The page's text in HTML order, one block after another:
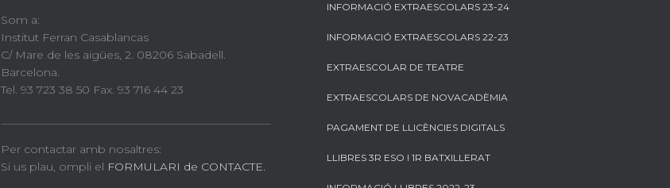
Som a:
Institut Ferran Casablancas
C/ Mare de les aigües, 2. 08206 Sabadell.
Barcelona.
Tel. 93 723 38 50 Fax. 93 716 44 23
Per contactar amb nosaltres:
Si us plau, ompli el FORMULARI de CONTACTE.
INFORMACIÓ EXTRAESCOLARS 23-24
INFORMACIÓ EXTRAESCOLARS 22-23
EXTRAESCOLAR DE TEATRE
EXTRAESCOLARS DE NOVACADÈMIA
PAGAMENT DE LLICÈNCIES DIGITALS
LLIBRES 3R ESO I 1R BATXILLERAT